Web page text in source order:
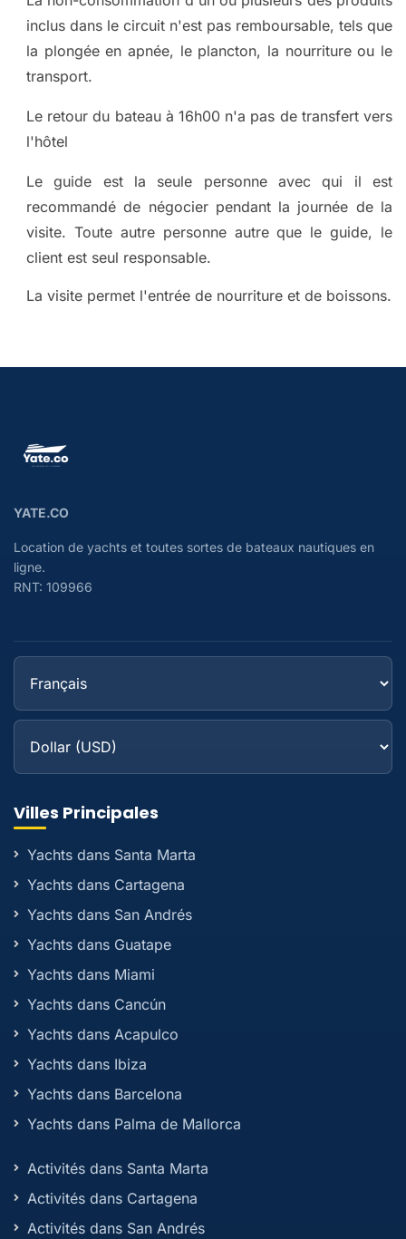
inclus dans le circuit n'est pas remboursable, tels que
la plongée en apnée, le plancton, la nourriture ou le
transport.
Le retour du bateau à 16h00 n'a pas de transfert vers
l'hôtel
Le guide est la seule personne avec qui il est
recommandé de négocier pendant la journée de la
visite. Toute autre personne autre que le guide, le
client est seul responsable.
La visite permet l'entrée de nourriture et de boissons.
YATE.CO
Location de yachts et toutes sortes de bateaux nautiques en
ligne.
RNT: 109966
Villes Principales
Yachts dans Santa Marta
Yachts dans Cartagena
Yachts dans San Andrés
Yachts dans Guatape
Yachts dans Miami
Yachts dans Cancún
Yachts dans Acapulco
Yachts dans Ibiza
Yachts dans Barcelona
Yachts dans Palma de Mallorca
Activités dans Santa Marta
Activités dans Cartagena
Activités dans San Andrés